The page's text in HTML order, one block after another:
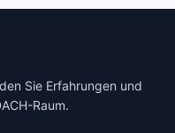
Sie Erfahrungen und
Raum.